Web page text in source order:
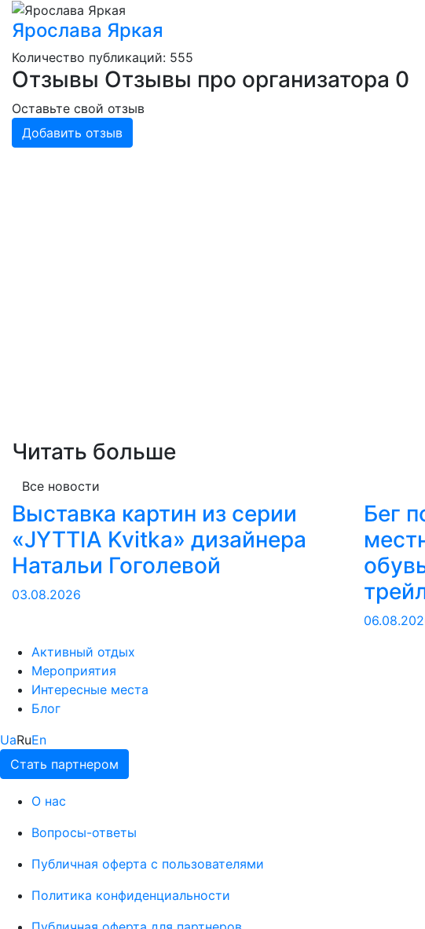
Ярослава Яркая
Количество публикаций: 555
Отзывы Отзывы про организатора 0
Оставьте свой отзыв
Добавить отзыв
Читать больше
Все новости
Выставка картин из серии
«JYTTIA Kvitka» дизайнера
Натальи Гоголевой
03.08.2026
Бег
Активный отдых
Мероприятия
Интересные места
Блог
UaRuEn
Стать партнером
О нас
Вопросы-ответы
Публичная оферта с пользователями
Политика конфиденциальности